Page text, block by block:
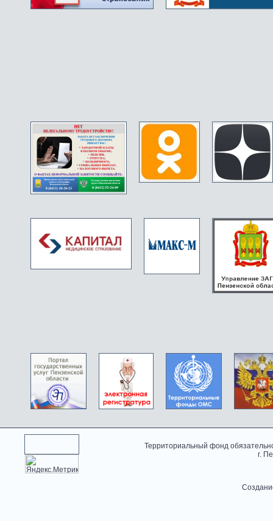
Территориальный фонд
г.